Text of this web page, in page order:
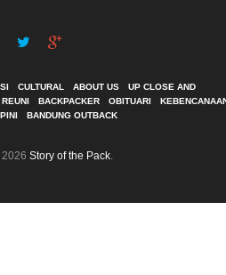
CULTURAL ABOUT US
UP CLOSE AND
REUNI BACKPACKER OBITUARI
BANDUNG OUTBACK
Story of the Pack.